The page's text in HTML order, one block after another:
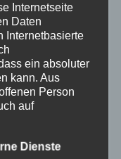
wie
Internetseite
Daten
Internetbasierte
ein absoluter
kann. Aus
Person
auf
Dienste